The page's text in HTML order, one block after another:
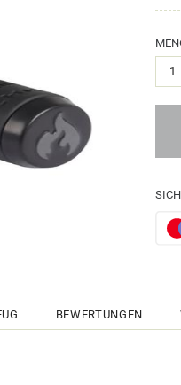
BEWERTUNGEN